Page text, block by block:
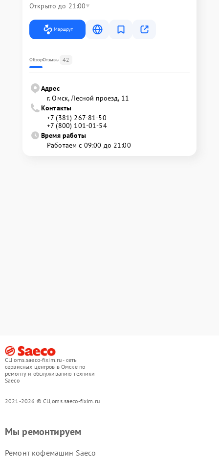
Открыто до 21:00
Маршрут
ОбзорОтзывы 42
Адрес
г. Омск, ​Лесной проезд, 11
Контакты
+7 (381) 267-81-50
+7 (800) 101-01-54
Время работы
Работаем с 09:00 до 21:00
СЦ oms.saeco-fixim.ru - сеть
сервисных центров в Омске по
ремонту и обслуживанию техники
Saeco
2021-2026 © СЦ oms.saeco-fixim.ru
Мы ремонтируем
Ремонт кофемашин Saeco